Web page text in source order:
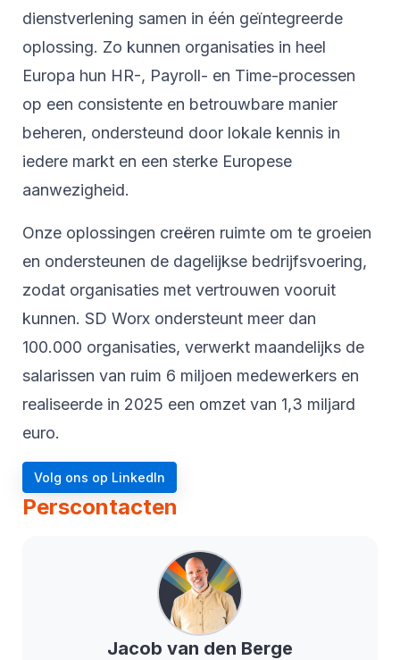
dienstverlening samen in één geïntegreerde
oplossing. Zo kunnen organisaties in heel
Europa hun HR-, Payroll- en Time-processen
op een consistente en betrouwbare manier
beheren, ondersteund door lokale kennis in
iedere markt en een sterke Europese
aanwezigheid.
Onze oplossingen creëren ruimte om te groeien
en ondersteunen de dagelijkse bedrijfsvoering,
zodat organisaties met vertrouwen vooruit
kunnen. SD Worx ondersteunt meer dan
100.000 organisaties, verwerkt maandelijks de
salarissen van ruim 6 miljoen medewerkers en
realiseerde in 2025 een omzet van 1,3 miljard
euro.
Volg ons op LinkedIn
Perscontacten
Jacob van den Berge